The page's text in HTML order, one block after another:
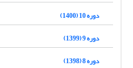
دوره 10 (1400)
دوره 9 (1399)
دوره 8 (1398)